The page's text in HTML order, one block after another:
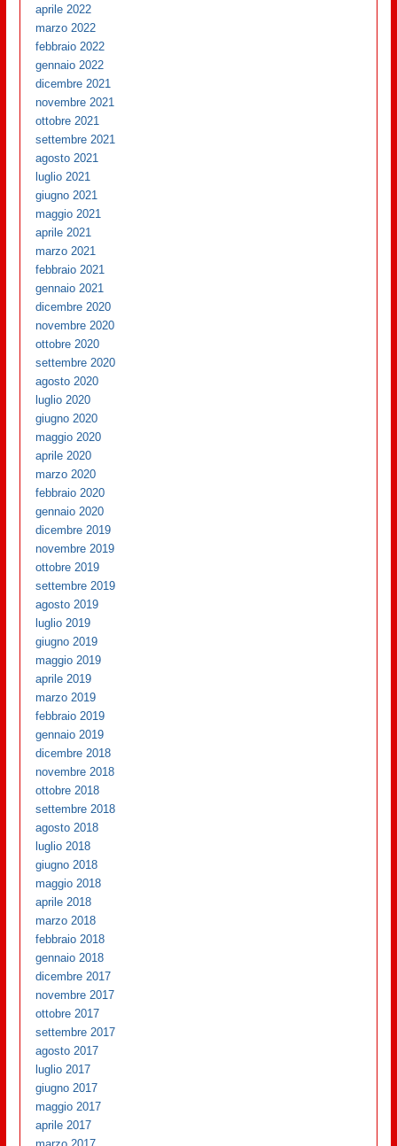
aprile 2022
marzo 2022
febbraio 2022
gennaio 2022
dicembre 2021
novembre 2021
ottobre 2021
settembre 2021
agosto 2021
luglio 2021
giugno 2021
maggio 2021
aprile 2021
marzo 2021
febbraio 2021
gennaio 2021
dicembre 2020
novembre 2020
ottobre 2020
settembre 2020
agosto 2020
luglio 2020
giugno 2020
maggio 2020
aprile 2020
marzo 2020
febbraio 2020
gennaio 2020
dicembre 2019
novembre 2019
ottobre 2019
settembre 2019
agosto 2019
luglio 2019
giugno 2019
maggio 2019
aprile 2019
marzo 2019
febbraio 2019
gennaio 2019
dicembre 2018
novembre 2018
ottobre 2018
settembre 2018
agosto 2018
luglio 2018
giugno 2018
maggio 2018
aprile 2018
marzo 2018
febbraio 2018
gennaio 2018
dicembre 2017
novembre 2017
ottobre 2017
settembre 2017
agosto 2017
luglio 2017
giugno 2017
maggio 2017
aprile 2017